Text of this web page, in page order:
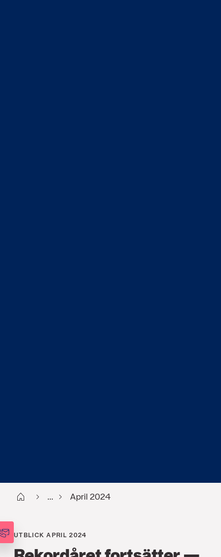
Start ... April 2024
UTBLICK APRIL 2024